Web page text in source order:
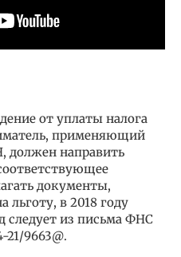
от уплаты налога
применяющий
направить
документы,
в 2018 году
следует из письма ФНС
9663@.